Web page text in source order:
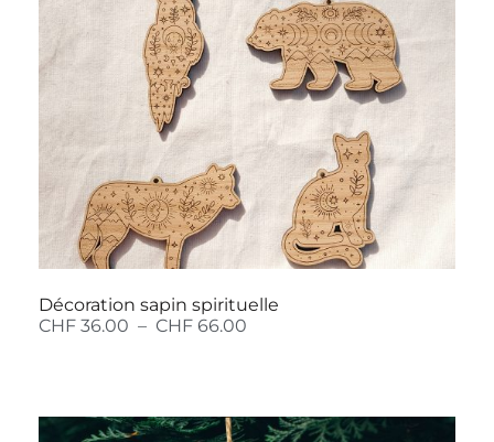
Décoration sapin spirituelle
CHF 36.00 – CHF 66.00